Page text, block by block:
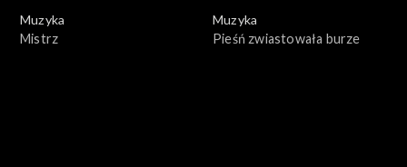
Muzyka
Mistrz
Muzyka
Pieśń zwiastowała burze